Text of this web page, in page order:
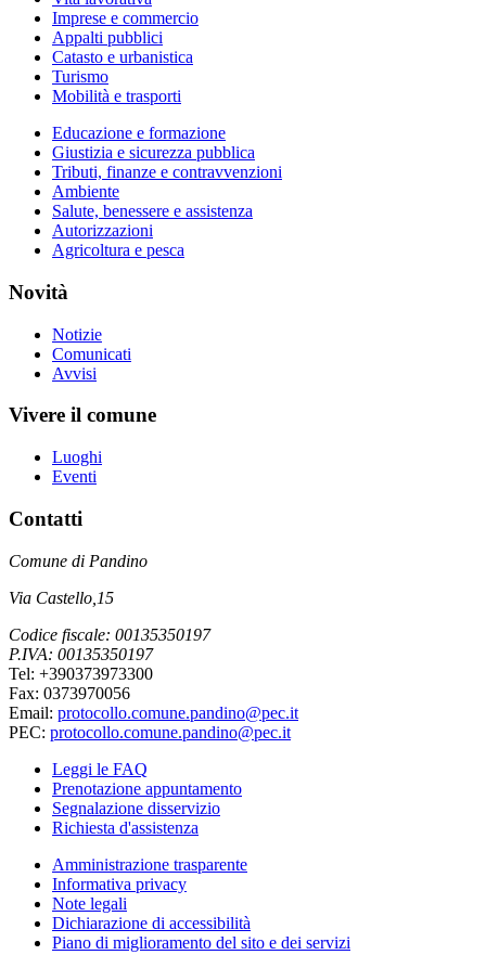
Imprese e commercio
Appalti pubblici
Catasto e urbanistica
Turismo
Mobilità e trasporti
Educazione e formazione
Giustizia e sicurezza pubblica
Tributi, finanze e contravvenzioni
Ambiente
Salute, benessere e assistenza
Autorizzazioni
Agricoltura e pesca
Novità
Notizie
Comunicati
Avvisi
Vivere il comune
Luoghi
Eventi
Contatti
Comune di Pandino
Via Castello,15
Codice fiscale: 00135350197
P.IVA: 00135350197
Tel: +390373973300
Fax: 0373970056
Email: protocollo.comune.pandino@pec.it
PEC: protocollo.comune.pandino@pec.it
Leggi le FAQ
Prenotazione appuntamento
Segnalazione disservizio
Richiesta d'assistenza
Amministrazione trasparente
Informativa privacy
Note legali
Dichiarazione di accessibilità
Piano di miglioramento del sito e dei servizi